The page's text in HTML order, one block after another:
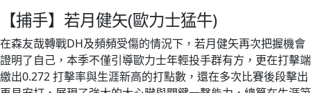
【捕手】若月健矢(歐力士猛牛)
在森友哉轉戰DH及頻頻受傷的情況下，若月健矢再次把握機會
證明了自己，本季不僅引導歐力士年輕投手群有方，更在打擊端
繳出0.272 打擊率與生涯新高的打點數，還在多次比賽後段擊出